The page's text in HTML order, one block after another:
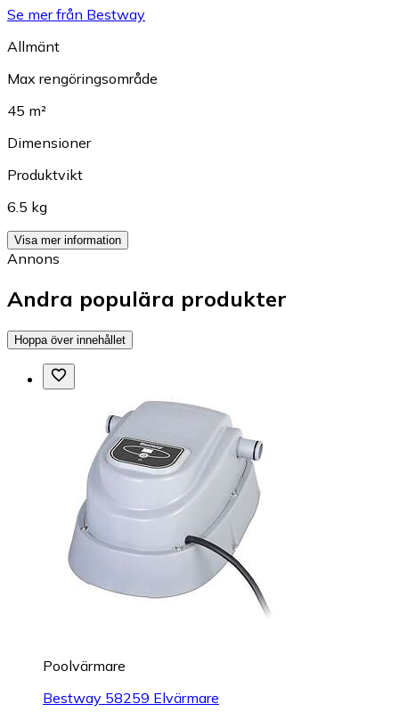
Se mer från Bestway
Allmänt
Max rengöringsområde
45 m²
Dimensioner
Produktvikt
6.5 kg
Visa mer information
Annons
Andra populära produkter
Hoppa över innehållet
Poolvärmare
Bestway 58259 Elvärmare